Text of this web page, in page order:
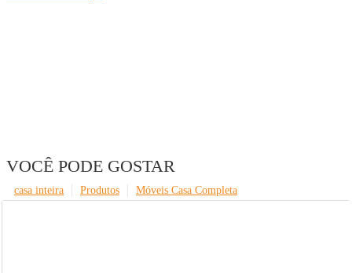
VOCÊ PODE GOSTAR
Móveis Casa Completa
Produtos
casa inteira